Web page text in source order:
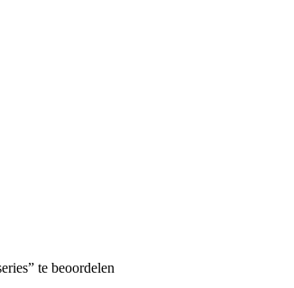
te beoordelen